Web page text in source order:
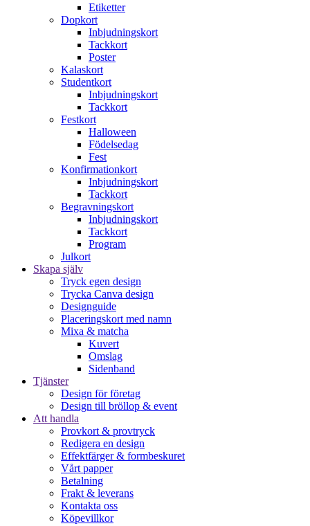
Etiketter
Dopkort
Inbjudningskort
Tackkort
Poster
Kalaskort
Studentkort
Inbjudningskort
Tackkort
Festkort
Halloween
Födelsedag
Fest
Konfirmationkort
Inbjudningskort
Tackkort
Begravningskort
Inbjudningskort
Tackkort
Program
Julkort
Skapa själv
Tryck egen design
Trycka Canva design
Designguide
Placeringskort med namn
Mixa & matcha
Kuvert
Omslag
Sidenband
Tjänster
Design för företag
Design till bröllop & event
Att handla
Provkort & provtryck
Redigera en design
Effektfärger & formbeskuret
Vårt papper
Betalning
Frakt & leverans
Kontakta oss
Köpevillkor